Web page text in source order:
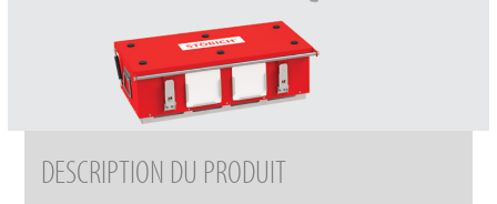
DESCRIPTION DU PRODUIT